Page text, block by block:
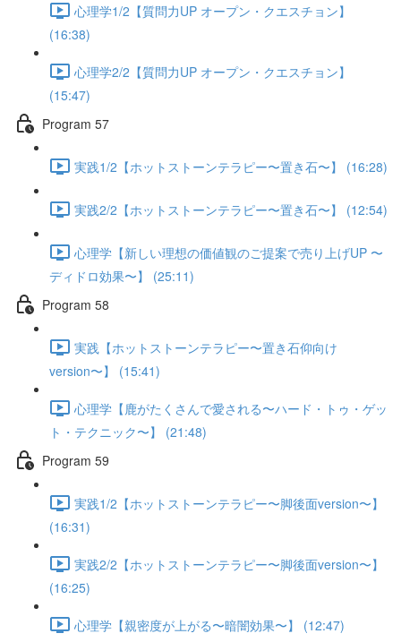
心理学1/2【質問力UP オープン・クエスチョン】
(16:38)
心理学2/2【質問力UP オープン・クエスチョン】
(15:47)
Program 57
実践1/2【ホットストーンテラピー〜置き石〜】 (16:28)
実践2/2【ホットストーンテラピー〜置き石〜】 (12:54)
心理学【新しい理想の価値観のご提案で売り上げUP 〜
ディドロ効果〜】 (25:11)
Program 58
実践【ホットストーンテラピー〜置き石仰向け
version〜】 (15:41)
心理学【鹿がたくさんで愛される〜ハード・トゥ・ゲッ
ト・テクニック〜】 (21:48)
Program 59
実践1/2【ホットストーンテラピー〜脚後面version〜】
(16:31)
実践2/2【ホットストーンテラピー〜脚後面version〜】
(16:25)
心理学【親密度が上がる〜暗闇効果〜】 (12:47)